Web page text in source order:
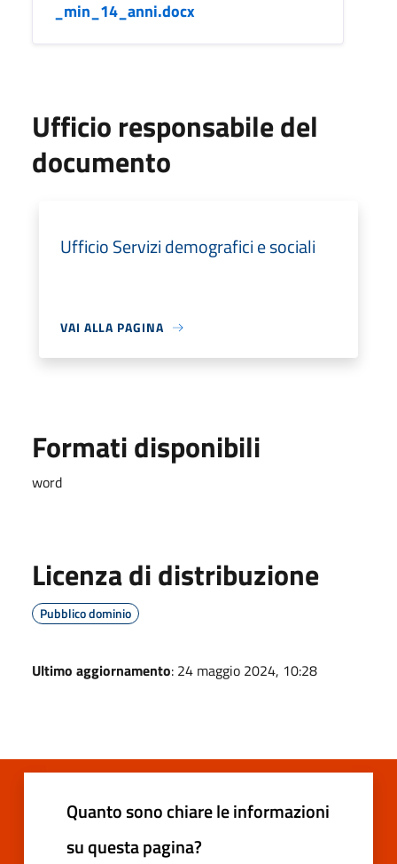
_min_14_anni.docx
Ufficio responsabile del
documento
Ufficio Servizi demografici e sociali
VAI ALLA PAGINA
Formati disponibili
word
Licenza di distribuzione
Pubblico dominio
Ultimo aggiornamento: 24 maggio 2024, 10:28
Quanto sono chiare le informazioni
su questa pagina?